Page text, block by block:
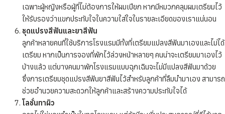
เฉพาะผู้หญิงหรือผู้ที่ไม่ต้องการให้ผมเปียก หากมีหมวกคลุมผมเตรียมไว้
ให้รับรองว่าแขกประทับใจในความใส่ใจในรายละเอียดของเราแน่นอน
ชุดแปรงสีฟันและยาสีฟัน
ลูกค้าหลายคนที่ใช้บริการโรงแรมมีทั้งที่เตรียมแปลงสีฟันมาเองและไม่ได้
เตรียม หากเป็นการจองที่พักไว้ล่วงหน้าหลายๆ คนน่าจะเตรียมมาเองไว้
บ้างแล้ว แต่บางคนมาพักโรงแรมแบบฉุกเฉินจะไม่มีแปลงสีฟันมาด้วย
ซึ่งการเตรียมชุดแปรงสีฟันยาสีฟันไว้สำหรับลูกค้าที่ลืมนำมาเอง สามารถ
ช่วยอำนวยความสะดวกให้ลูกค้าและสร้างความประทับใจได้
โลชั่นทาผิว